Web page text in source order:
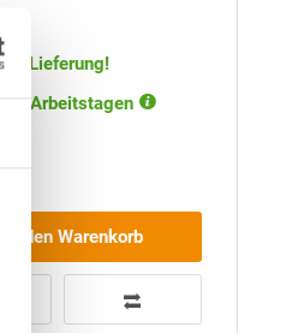
Lieferung!
3 Arbeitstagen
In den Warenkorb